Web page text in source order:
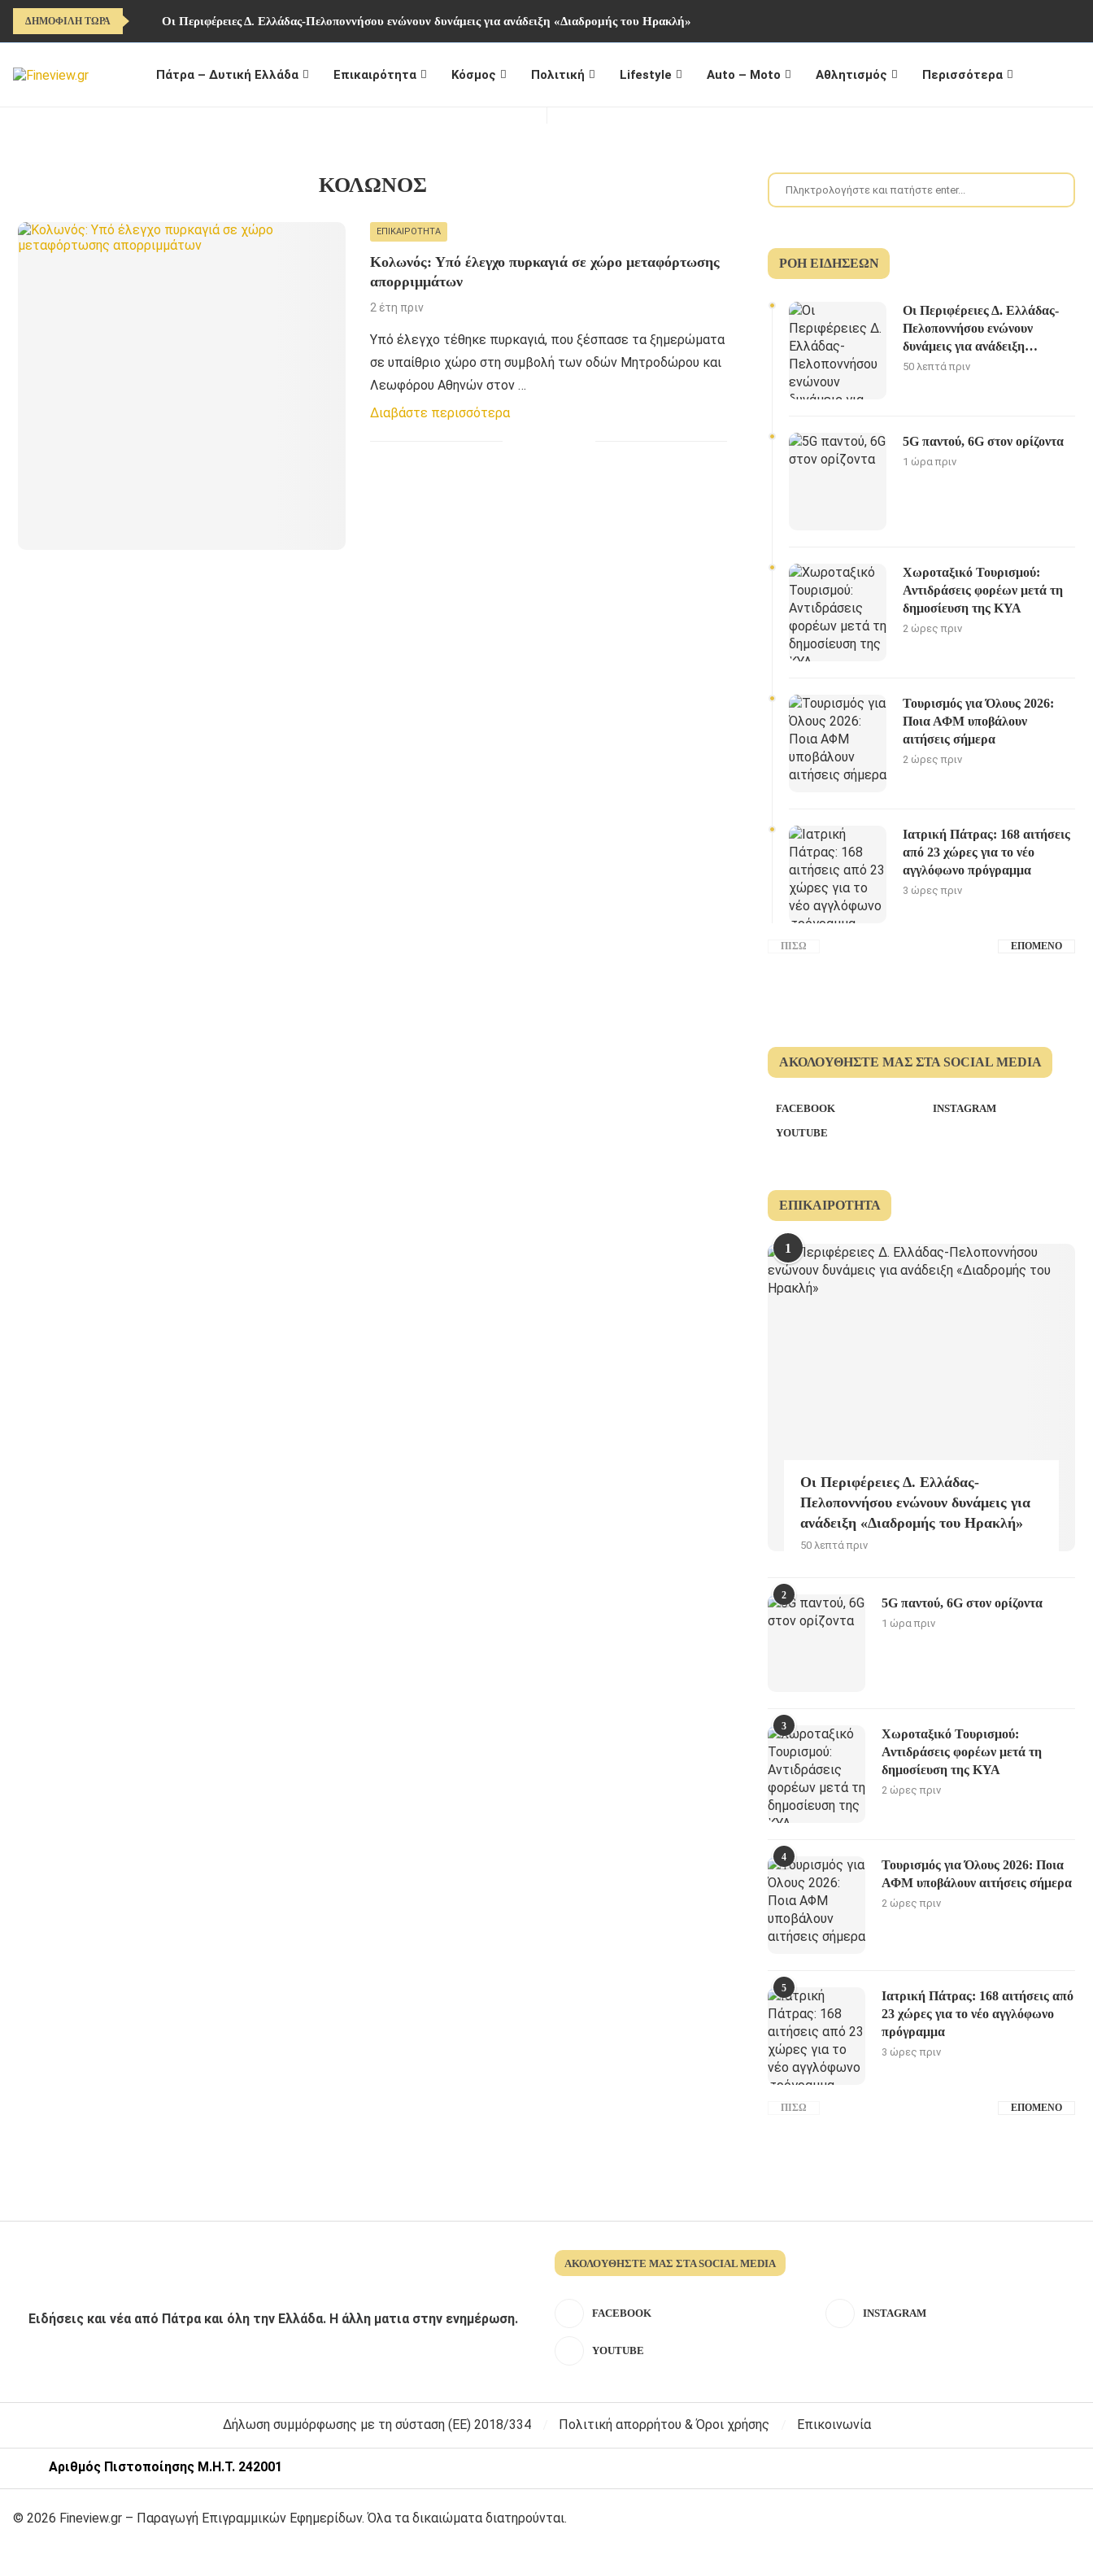
ΔΗΜΟΦΙΛΗ ΤΩΡΑ Οι Περιφέρειες Δ. Ελλάδας-Πελοποννήσου ενώνουν δυνάμεις για ανάδειξη «Διαδρομής του Ηρακλή»
Πάτρα – Δυτική Ελλάδα Επικαιρότητα Κόσμος Πολιτική Lifestyle Auto – Moto Αθλητισμός Περισσότερα
ΚΟΛΩΝΟΣ
ΕΠΙΚΑΙΡΌΤΗΤΑ
Κολωνός: Υπό έλεγχο πυρκαγιά σε χώρο μεταφόρτωσης
απορριμμάτων
2 έτη πριν
Υπό έλεγχο τέθηκε πυρκαγιά, που ξέσπασε τα ξημερώματα
σε υπαίθριο χώρο στη συμβολή των οδών Μητροδώρου και
Λεωφόρου Αθηνών στον …
Διαβάστε περισσότερα
ΡΟΉ ΕΙΔΉΣΕΩΝ
Οι Περιφέρειες Δ. Ελλάδας-
Πελοποννήσου ενώνουν
δυνάμεις για ανάδειξη
«Διαδρομής του Ηρακλή»
50 λεπτά πριν
5G παντού, 6G στον ορίζοντα
1 ώρα πριν
Χωροταξικό Τουρισμού:
Αντιδράσεις φορέων μετά τη
δημοσίευση της ΚΥΑ
2 ώρες πριν
Τουρισμός για Όλους 2026:
Ποια ΑΦΜ υποβάλουν
αιτήσεις σήμερα
2 ώρες πριν
Ιατρική Πάτρας: 168 αιτήσεις
από 23 χώρες για το νέο
αγγλόφωνο πρόγραμμα
3 ώρες πριν
ΠΊΣΩ ΕΠΌΜΕΝΟ
ΑΚΟΛΟΥΘΉΣΤΕ ΜΑΣ ΣΤΑ SOCIAL MEDIA
FACEBOOK
INSTAGRAM
YOUTUBE
ΕΠΙΚΑΙΡΌΤΗΤΑ
1
Οι Περιφέρειες Δ. Ελλάδας-
Πελοποννήσου ενώνουν δυνάμεις για
ανάδειξη «Διαδρομής του Ηρακλή»
50 λεπτά πριν
2
5G παντού, 6G στον ορίζοντα
1 ώρα πριν
3
Χωροταξικό Τουρισμού:
Αντιδράσεις φορέων μετά τη
δημοσίευση της ΚΥΑ
2 ώρες πριν
4
Τουρισμός για Όλους 2026: Ποια
ΑΦΜ υποβάλουν αιτήσεις σήμερα
2 ώρες πριν
5
Ιατρική Πάτρας: 168 αιτήσεις από
23 χώρες για το νέο αγγλόφωνο
πρόγραμμα
3 ώρες πριν
ΠΊΣΩ ΕΠΌΜΕΝΟ
Ειδήσεις και νέα από Πάτρα και όλη την Ελλάδα. Η άλλη ματια στην ενημέρωση.
ΑΚΟΛΟΥΘΉΣΤΕ ΜΑΣ ΣΤΑ SOCIAL MEDIA
FACEBOOK INSTAGRAM
YOUTUBE
Δήλωση συμμόρφωσης με τη σύσταση (ΕΕ) 2018/334 Πολιτική απορρήτου & Όροι χρήσης Επικοινωνία
Αριθμός Πιστοποίησης Μ.Η.Τ. 242001
© 2026 Fineview.gr – Παραγωγή Επιγραμμικών Εφημερίδων. Όλα τα δικαιώματα διατηρούνται.